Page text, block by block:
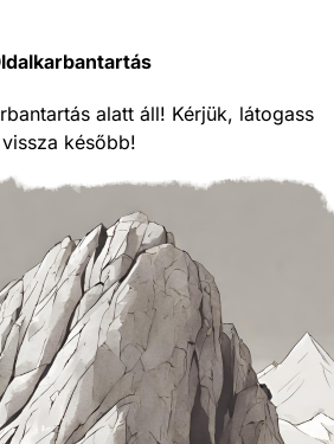
alatt áll! Kérjük, látogass
vissza később!